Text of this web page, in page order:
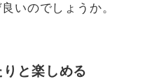
いのでしょうか。
と楽しめる